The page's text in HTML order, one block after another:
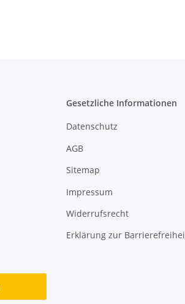
Gesetzliche Informationen
Datenschutz
AGB
Sitemap
Impressum
Widerrufsrecht
Erklärung zur